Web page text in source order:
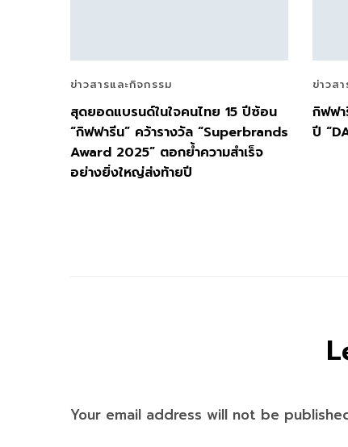
ข่าวสารและกิจกรรม
สุดยอดแบรนด์ในใจคนไทย 15 ปีซ้อน
“กิฟฟารีน” คว้ารางวัล “Superbrands
Award 2025” ตอกย้ำความสำเร็จ
อย่างยิ่งใหญ่ส่งท้ายปี
ข่าวส
กิฟฟ
ปี
Your email address will not be